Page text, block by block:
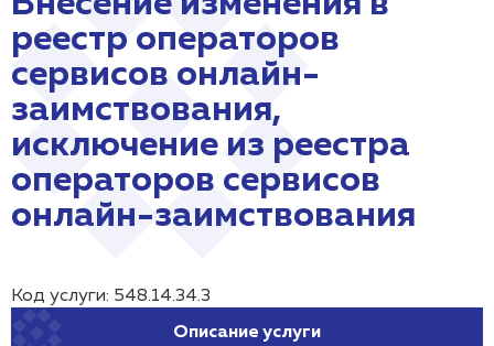
реестр операторов
сервисов онлайн-
заимствования,
исключение из реестра
операторов сервисов
онлайн-заимствования
Код услуги: 548.14.34.3
Описание услуги